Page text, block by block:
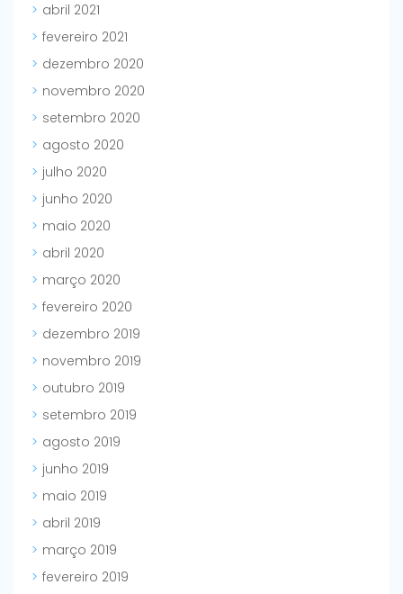
abril 2021
fevereiro 2021
dezembro 2020
novembro 2020
setembro 2020
agosto 2020
julho 2020
junho 2020
maio 2020
abril 2020
março 2020
fevereiro 2020
dezembro 2019
novembro 2019
outubro 2019
setembro 2019
agosto 2019
junho 2019
maio 2019
abril 2019
março 2019
fevereiro 2019